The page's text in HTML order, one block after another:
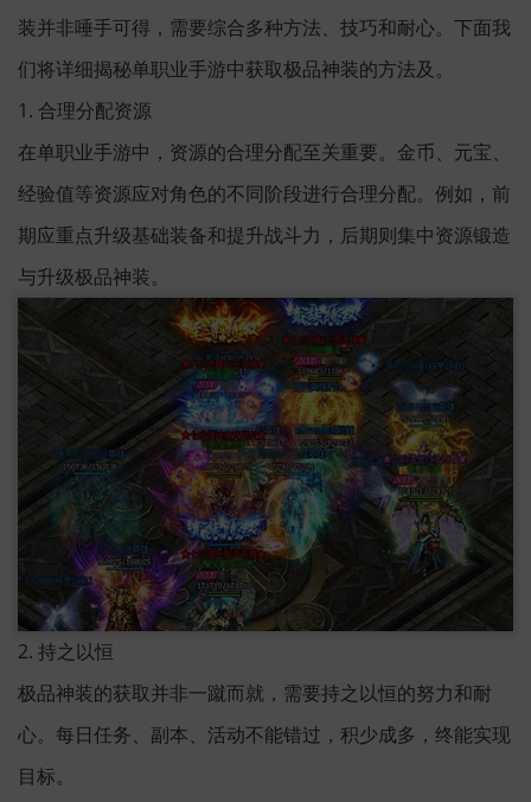
装并非唾手可得，需要综合多种方法、技巧和耐心。下面我
们将详细揭秘单职业手游中获取极品神装的方法及。
1. 合理分配资源
在单职业手游中，资源的合理分配至关重要。金币、元宝、
经验值等资源应对角色的不同阶段进行合理分配。例如，前
期应重点升级基础装备和提升战斗力，后期则集中资源锻造
与升级极品神装。
2. 持之以恒
极品神装的获取并非一蹴而就，需要持之以恒的努力和耐
心。每日任务、副本、活动不能错过，积少成多，终能实现
目标。